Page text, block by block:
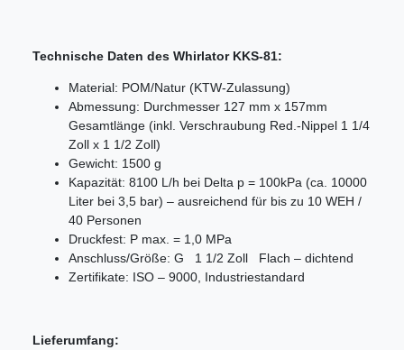
Technische Daten des Whirlator KKS-81:
Material: POM/Natur (KTW-Zulassung)
Abmessung: Durchmesser 127 mm x 157mm
Gesamtlänge (inkl. Verschraubung Red.-Nippel 1 1/4
Zoll x 1 1/2 Zoll)
Gewicht: 1500 g
Kapazität: 8100 L/h bei Delta p = 100kPa (ca. 10000
Liter bei 3,5 bar) – ausreichend für bis zu 10 WEH /
40 Personen
Druckfest: P max. = 1,0 MPa
Anschluss/Größe: G 1 1/2 Zoll Flach – dichtend
Zertifikate: ISO – 9000, Industriestandard
Lieferumfang: